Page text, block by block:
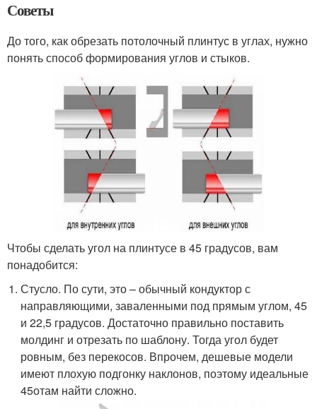
Советы
До того, как обрезать потолочный плинтус в углах, нужно
понять способ формирования углов и стыков.
Чтобы сделать угол на плинтусе в 45 градусов, вам
понадобится:
Стусло. По сути, это – обычный кондуктор с
направляющими, заваленными под прямым углом, 45
и 22,5 градусов. Достаточно правильно поставить
молдинг и отрезать по шаблону. Тогда угол будет
ровным, без перекосов. Впрочем, дешевые модели
имеют плохую подгонку наклонов, поэтому идеальные
45отам найти сложно.